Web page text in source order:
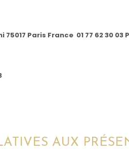
75017 Paris France 01 77 62 30 03
AUX